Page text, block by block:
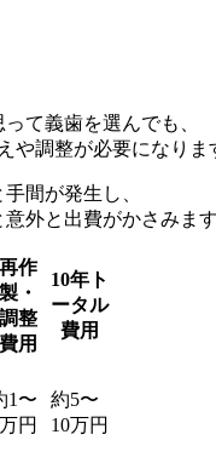
って義歯を選んでも、
や調整が必要になりま
間が発生し、
外と出費がかさみます
再作
製・
調整
費用
10年ト
ータル
費用
1〜
円
約5〜
10万円